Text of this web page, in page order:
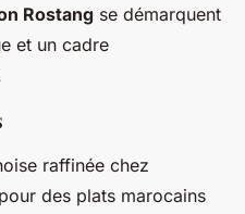
Rostang se démarquent
et un cadre
raffinée chez
des plats marocains